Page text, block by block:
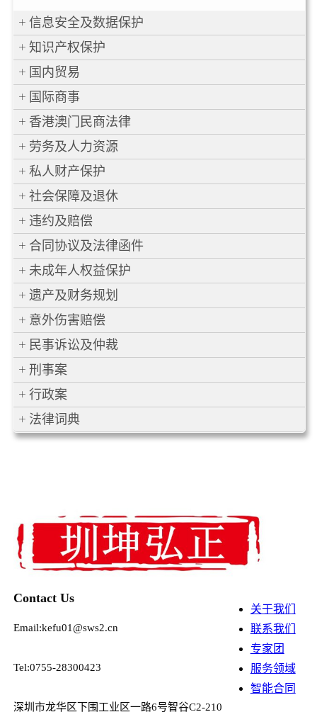
信息安全及数据保护
知识产权保护
国内贸易
国际商事
香港澳门民商法律
劳务及人力资源
私人财产保护
社会保障及退休
违约及赔偿
合同协议及法律函件
未成年人权益保护
遗产及财务规划
意外伤害赔偿
民事诉讼及仲裁
刑事案
行政案
法律词典
Contact Us
Email:kefu01@sws2.cn
Tel:0755-28300423
深圳市龙华区下围工业区一路6号智谷C2-210
关于我们
联系我们
专家团
服务领域
智能合同